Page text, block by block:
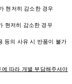
현저히 감소한 경우
현저히 감소한 경우
등의 사유 시 반품이 불가
따라 개별 부담해주셔야